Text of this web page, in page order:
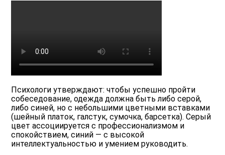
Психологи утверждают: чтобы успешно пройти
собеседование, одежда должна быть либо серой,
либо синей, но с небольшими цветными вставками
(шейный платок, галстук, сумочка, барсетка). Серый
цвет ассоциируется с профессионализмом и
спокойствием, синий — с высокой
интеллектуальностью и умением руководить.